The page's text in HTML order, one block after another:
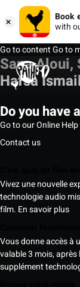
Book
with
Go to contentGo to
Sana Aloui,
Hafsa
Do you have
Go to our Online
Contact us
Vivez une nouvelle
technologie audio
film. En savoir plus
Vous donne accès à
valable 3 mois, après
supplément